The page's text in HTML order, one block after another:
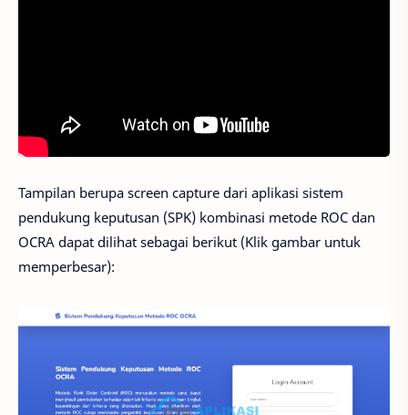
Tampilan berupa screen capture dari aplikasi sistem
pendukung keputusan (SPK) kombinasi metode ROC dan
OCRA dapat dilihat sebagai berikut (Klik gambar untuk
memperbesar):